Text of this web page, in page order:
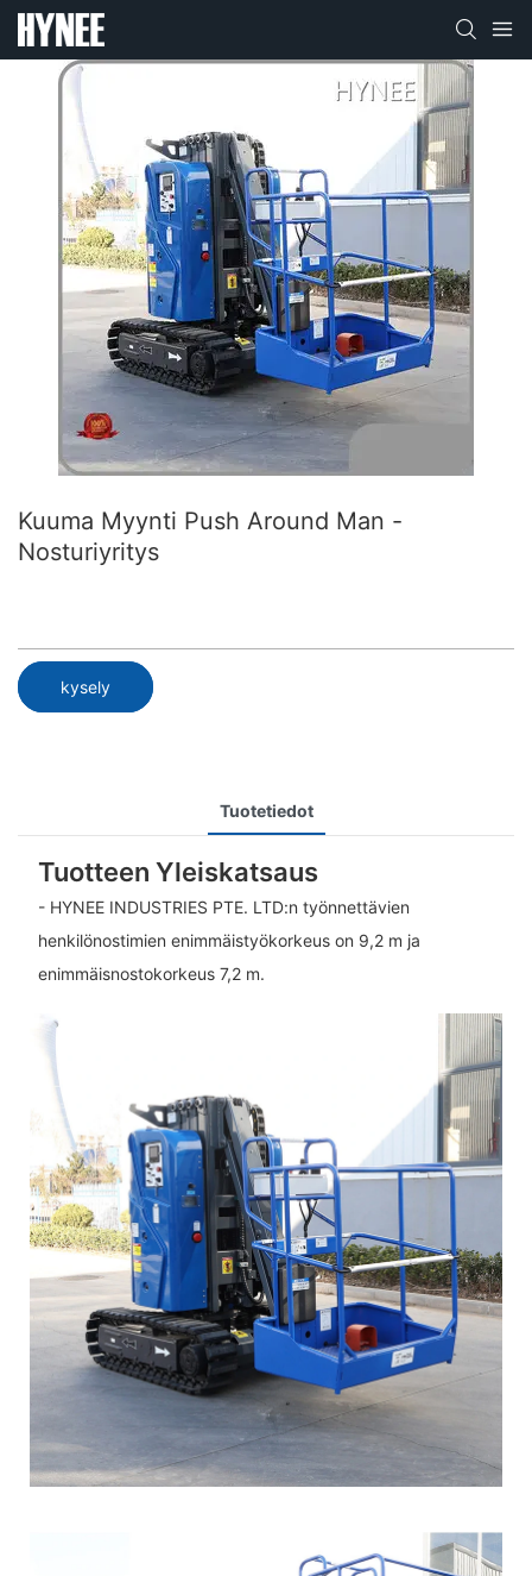
Kuuma Myynti Push Around Man -
Nosturiyritys
kysely
Tuotetiedot
Tuotteen Yleiskatsaus
- HYNEE INDUSTRIES PTE. LTD:n työnnettävien
henkilönostimien enimmäistyökorkeus on 9,2 m ja
enimmäisnostokorkeus 7,2 m.